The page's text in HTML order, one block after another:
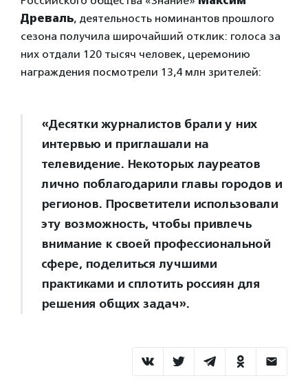
Древаль, деятельность номинантов прошлого
сезона получила широчайший отклик: голоса за
них отдали 120 тысяч человек, церемонию
награждения посмотрели 13,4 млн зрителей:
«Десятки журналистов брали у них
интервью и приглашали на
телевидение. Некоторых лауреатов
лично поблагодарили главы городов и
регионов. Просветители использовали
эту возможность, чтобы привлечь
внимание к своей профессиональной
сфере, поделиться лучшими
практиками и сплотить россиян для
решения общих задач».